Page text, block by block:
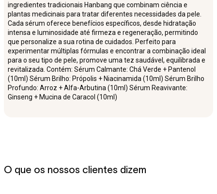
ingredientes tradicionais Hanbang que combinam ciência e
plantas medicinais para tratar diferentes necessidades da pele.
Cada sérum oferece benefícios específicos, desde hidratação
intensa e luminosidade até firmeza e regeneração, permitindo
que personalize a sua rotina de cuidados. Perfeito para
experimentar múltiplas fórmulas e encontrar a combinação ideal
para o seu tipo de pele, promove uma tez saudável, equilibrada e
revitalizada. Contém: Sérum Calmante: Chá Verde + Pantenol
(10ml) Sérum Brilho: Própolis + Niacinamida (10ml) Sérum Brilho
Profundo: Arroz + Alfa-Arbutina (10ml) Sérum Reavivante:
Ginseng + Mucina de Caracol (10ml)
O que os nossos clientes dizem